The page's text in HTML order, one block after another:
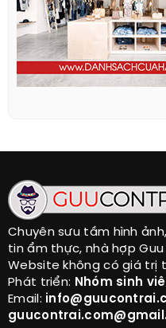
Chuyên sưu tầm hình
tin ẩm thực, nhà hợp Guu
Website không có giá trị
Phát triển: Nhóm sinh
Email: